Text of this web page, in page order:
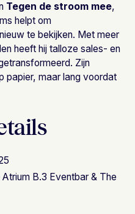
Tegen de stroom mee,
helpt om
te bekijken. Met meer
heeft hij talloze sales- en
Zijn
papier, maar lang voordat
B.3 Eventbar & The